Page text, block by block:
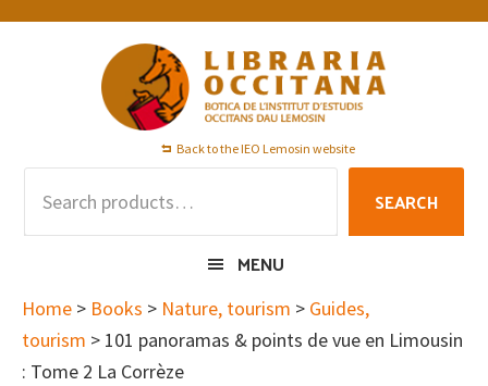
Skip
Skip
Skip
Back to the IEO Lemosin website
SEARCH
MENU
Home > Books > Nature, tourism > Guides,
tourism > 101 panoramas & points de vue en Limousin
: Tome 2 La Corrèze